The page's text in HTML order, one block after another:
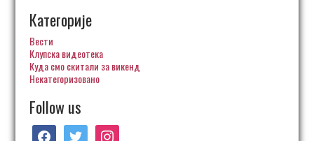
Категорије
Вести
Клупска видеотека
Куда смо скитали за викенд
Некатегоризовано
Follow us
facebooktwitter instagram